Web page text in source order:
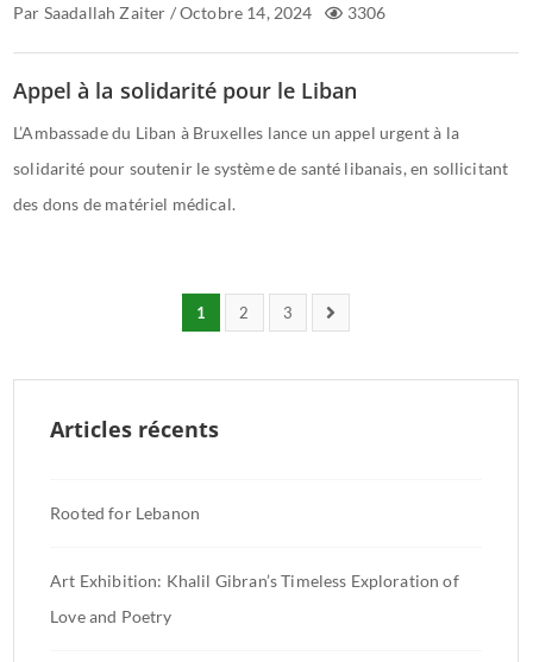
Par Saadallah Zaiter /Octobre 14, 2024 3306
Appel à la solidarité pour le Liban
L’Ambassade du Liban à Bruxelles lance un appel urgent à la
solidarité pour soutenir le système de santé libanais, en sollicitant
des dons de matériel médical.
1 2 3
Articles récents
Rooted for Lebanon
Art Exhibition: Khalil Gibran’s Timeless Exploration of
Love and Poetry